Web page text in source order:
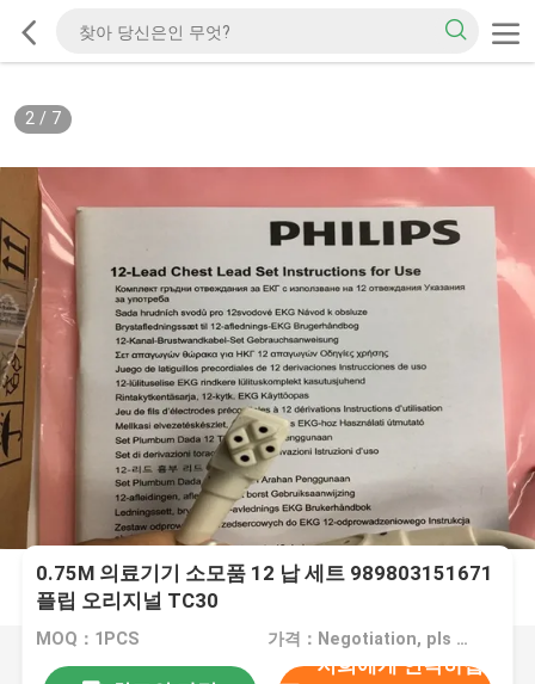
2/ 7
0.75M 의료기기 소모품 12 납 세트 989803151671
플립 오리지널 TC30
MOQ：1PCS 가격：Negotiation, pls contact me
저희에게 연락하십